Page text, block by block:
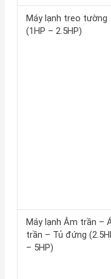
Máy lạnh treo tường
(1HP – 2.5HP)
Máy lạnh Âm trần –
trần – Tủ đứng
– 5HP)